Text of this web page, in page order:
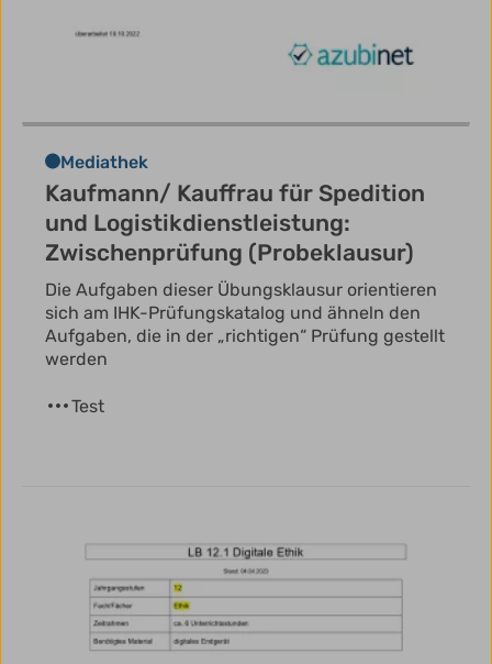
Mediathek
Kaufmann/ Kauffrau für Spedition
und Logistikdienstleistung:
Zwischenprüfung (Probeklausur)
Die Aufgaben dieser Übungsklausur orientieren
sich am IHK-Prüfungskatalog und ähneln den
Aufgaben, die in der „richtigen“ Prüfung gestellt
werden
Test